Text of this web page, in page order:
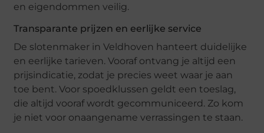
en eigendommen veilig.
Transparante prijzen en eerlijke service
De slotenmaker in Veldhoven hanteert duidelijke
en eerlijke tarieven. Vooraf ontvang je altijd een
prijsindicatie, zodat je precies weet waar je aan
toe bent. Voor spoedklussen geldt een toeslag,
die altijd vooraf wordt gecommuniceerd. Zo kom
je niet voor onaangename verrassingen te staan.